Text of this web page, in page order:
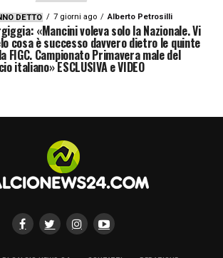
DETTO 7 giorni ago Alberto Petrosilli
«Mancini voleva solo la Nazionale. Vi
cosa è successo davvero dietro le quinte
FIGC. Campionato Primavera male del
italiano» ESCLUSIVA e VIDEO